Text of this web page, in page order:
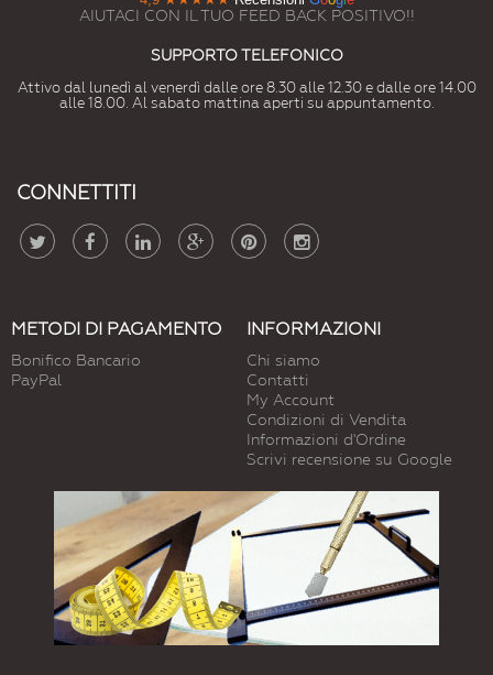
AIUTACI CON IL TUO FEED BACK POSITIVO!!
SUPPORTO TELEFONICO
Attivo dal lunedì al venerdì dalle ore 8.30 alle 12.30 e dalle ore 14.00
alle 18.00. Al sabato mattina aperti su appuntamento.
CONNETTITI
METODI DI PAGAMENTO
Bonifico Bancario
PayPal
INFORMAZIONI
Chi siamo
Contatti
My Account
Condizioni di Vendita
Informazioni d'Ordine
Scrivi recensione su Google